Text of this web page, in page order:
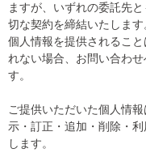
ますが、いずれの委託先
切な契約を締結いたします
個人情報を提供されるこ
れない場合、お問い合わ
す。
ご提供いただいた個人情
示・訂正・追加・削除・
します。